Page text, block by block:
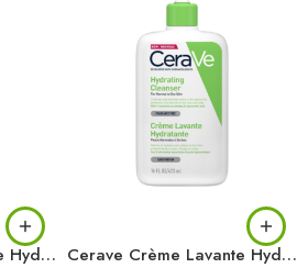
Cerave Crème Lavante Hydratante 236 ml Cerave Crème Lavante Hydratante 473 ml